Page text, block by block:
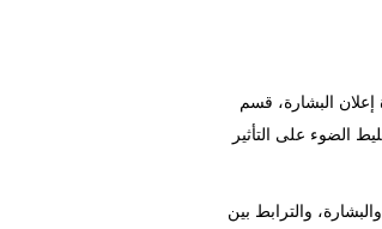
إعلان البشارة، قسم
2025. يهدف هذا الحدث إلى تسليط الضوء على التأثير
والترابط بين